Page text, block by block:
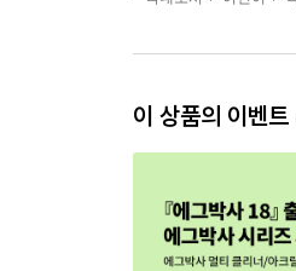
이 상품의 이벤트